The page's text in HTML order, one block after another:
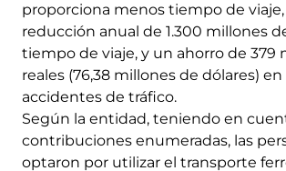
proporciona menos tiempo de
reducción anual de 1.300 millones
tiempo de viaje, y un ahorro de 379
reales (76,38 millones de dólares)
accidentes de tráfico.
Según la entidad, teniendo en
contribuciones enumeradas, las
optaron por utilizar el transporte